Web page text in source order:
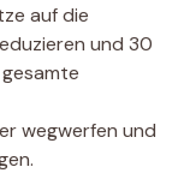
auf die
und 30
wegwerfen und